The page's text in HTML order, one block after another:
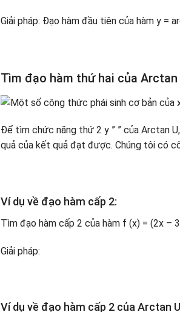
Giải pháp: Đạo hàm đầu tiên của hàm y =
Tìm đạo hàm thứ hai của Arctan
Để tìm chức năng thứ 2 y ” ” của Arctan
quả của kết quả đạt được. Chúng tôi có
Ví dụ về đạo hàm cấp 2:
Tìm đạo hàm cấp 2 của hàm f (x) = (2x –
Giải pháp:
Ví dụ về đạo hàm cấp 2 của Arctan